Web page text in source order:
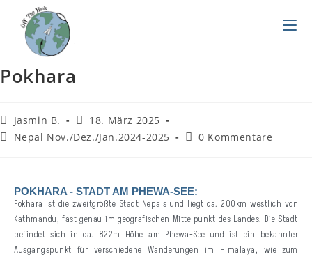
Pokhara
Jasmin B.
18. März 2025
Nepal Nov./Dez./Jän.2024-2025
0 Kommentare
POKHARA - STADT AM PHEWA-SEE:
Pokhara ist die zweitgrößte Stadt Nepals und liegt ca. 200km westlich von
Kathmandu, fast genau im geografischen Mittelpunkt des Landes. Die Stadt
befindet sich in ca. 822m Höhe am Phewa-See und ist ein bekannter
Ausgangspunkt für verschiedene Wanderungen im Himalaya, wie zum